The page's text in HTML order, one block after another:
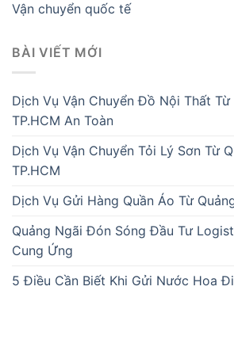
Vận chuyển quốc tế
BÀI VIẾT MỚI
Dịch Vụ Vận Chuyển Đồ Nội Thất
TP.HCM An Toàn
Dịch Vụ Vận Chuyển Tỏi Lý Sơn Từ
TP.HCM
Dịch Vụ Gửi Hàng Quần Áo Từ
Quảng Ngãi Đón Sóng Đầu Tư
Cung Ứng
5 Điều Cần Biết Khi Gửi Nước Hoa